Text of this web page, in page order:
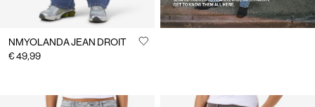
NMYOLANDA JEAN DROIT
€ 49,99